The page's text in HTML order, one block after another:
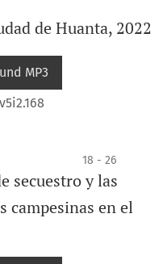
de Huanta, 2022
MP3
18 - 26
secuestro y las
campesinas en el